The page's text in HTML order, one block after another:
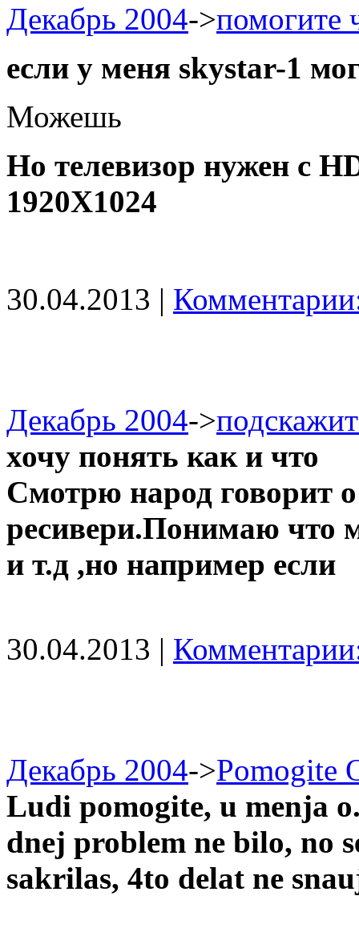
Декабрь 2004->помогите
если у меня skystar-1
Можешь
Но телевизор нужен с
1920Х1024
30.04.2013 |
Декабрь 2004->
хочу понять как и что
Смотрю народ говорит
ресивери.Понимаю что
и т.д ,но например если
30.04.2013 |
Декабрь 2004->Pomogite
Ludi pomogite, u menja
dnej problem ne bilo, no
sakrilas, 4to delat ne